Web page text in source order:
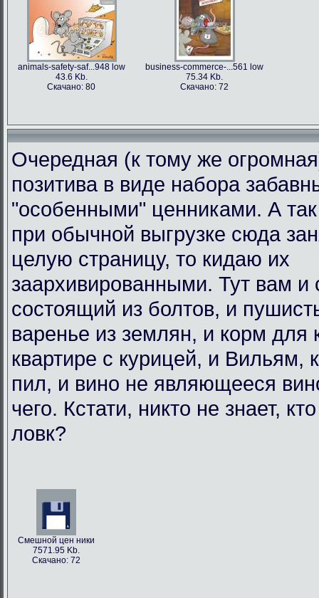
animals-safety-saf...948 low
43.6 Kb.
Скачано: 80
business-commerce-...561 low
75.34 Kb.
Скачано: 72
Очередная (к тому же
позитива в виде набора
"особенными" ценниками. А так
при обычной выгрузке сюда
целую страницу, то кидаю их
заархивированными. Тут вам и
состоящий из болтов, и
варенье из землян, и корм
квартире с курицей, и Вильям,
пил, и вино не являющееся
чего. Кстати, никто не знает,
ловк?
Смешной цен ники
7571.95 Kb.
Скачано: 72